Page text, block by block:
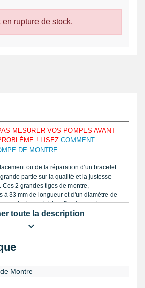
en rupture de stock.
MESURER VOS POMPES AVANT
! LISEZ COMMENT
DE MONTRE
ou de la réparation d’un bracelet
partie sur la qualité et la justesse
2 grandes tiges de montre,
à 33 mm de longueur et d'un diamètre de
en acier inoxydable, offrant une robustesse
indispensables en horlogerie. Chaque
professionnel. Pour réussir
pensez à utiliser un
toute la description
Montre